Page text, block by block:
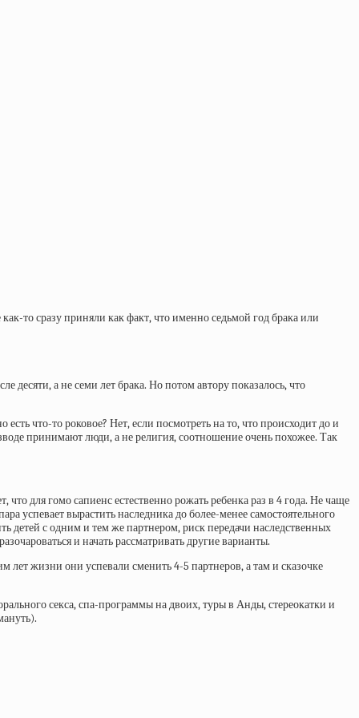
то сразу приняли как факт, что именно седьмой год брака или
десяти, а не семи лет брака. Но потом автору показалось, что
что-то роковое? Нет, если посмотреть на то, что происходит до и
принимают люди, а не религия, соотношение очень похожее. Так
для гомо сапиенс естественно рожать ребенка раз в 4 года. Не чаще
успевает вырастить наследника до более-менее самостоятельного
детей с одним и тем же партнером, риск передачи наследственных
и начать рассматривать другие варианты.
жизни они успевали сменить 4-5 партнеров, а там и сказочке
секса, спа-программы на двоих, туры в Анды, стереокатки и